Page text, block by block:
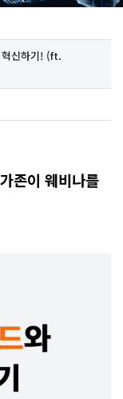
신하기! (ft.
존이 웨비나를